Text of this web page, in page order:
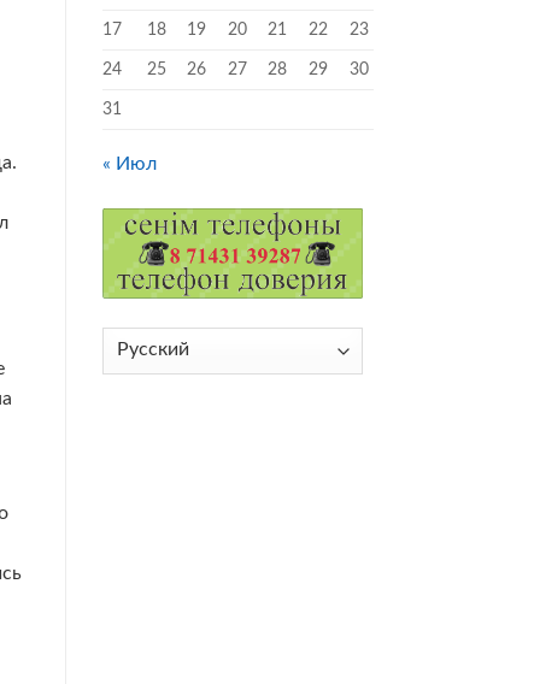
17 18 19 20 21 22 23
24 25 26 27 28 29 30
31
« Июл
Выбрать